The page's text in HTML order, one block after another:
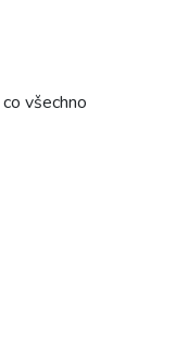
všechno